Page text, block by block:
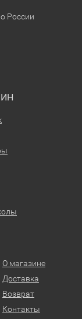
России
О магазине
Доставка
Возврат
Контакты